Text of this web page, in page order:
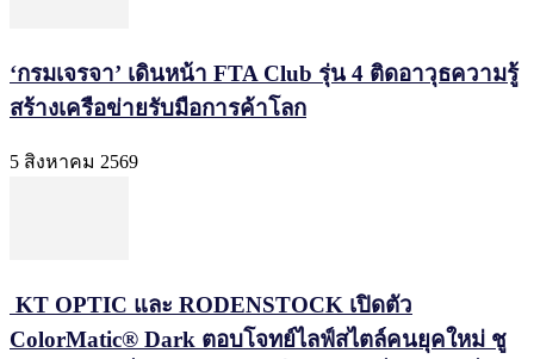
‘กรมเจรจา’ เดินหน้า FTA Club รุ่น 4 ติดอาวุธความรู้
สร้างเครือข่ายรับมือการค้าโลก
5 สิงหาคม 2569
KT OPTIC และ RODENSTOCK เปิดตัว
ColorMatic® Dark ตอบโจทย์ไลฟ์สไตล์คนยุคใหม่ ชู